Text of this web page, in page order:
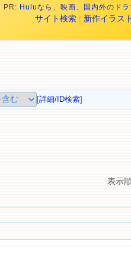
PR: Huluなら、映画、国内外のドラ
サイト検索 | 新作イラスト
[詳細/ID検索]
表示